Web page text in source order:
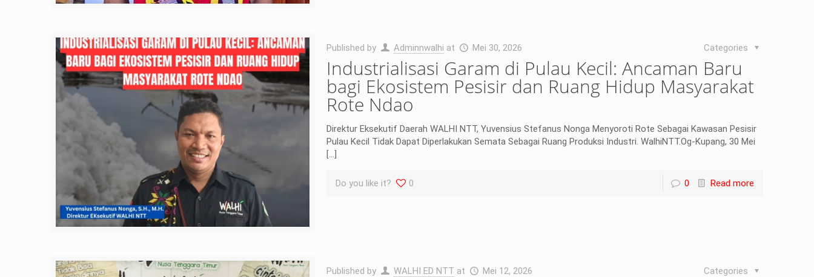
Published by Adminnwalhi at Mei 30, 2026 Categories
Industrialisasi Garam di Pulau Kecil: Ancaman Baru
bagi Ekosistem Pesisir dan Ruang Hidup Masyarakat
Rote Ndao
Direktur Eksekutif Daerah WALHI NTT, Yuvensius Stefanus Nonga Menyoroti Rote Sebagai Kawasan Pesisir
Pulau Kecil Tidak Dapat Diperlakukan Semata Sebagai Ruang Produksi Industri. WalhiNTT.Og-Kupang, 30 Mei
[…]
Do you like it? 0 0 Read more
Published by WALHI ED NTT at Mei 12, 2026 Categories